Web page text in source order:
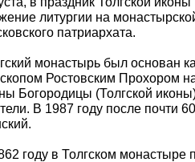
литургии на
патриархата.
монастырь был основан
Ростовским Прохором
Богородицы (Толгской
В 1987 году после почти
году в Толгском монастыре